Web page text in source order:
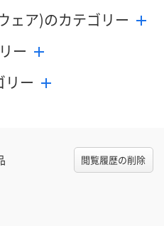
ェア)のカテゴリー
ー
リー
閲覧履歴の削除